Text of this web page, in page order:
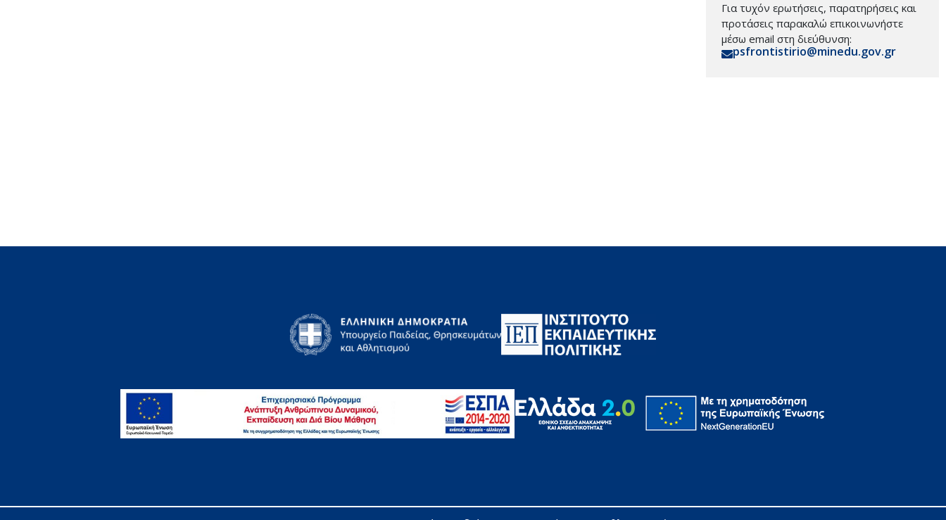
Για τυχόν ερωτήσεις, παρατηρήσεις και
προτάσεις παρακαλώ επικοινωνήστε
μέσω email στη διεύθυνση:
psfrontistirio@minedu.gov.gr